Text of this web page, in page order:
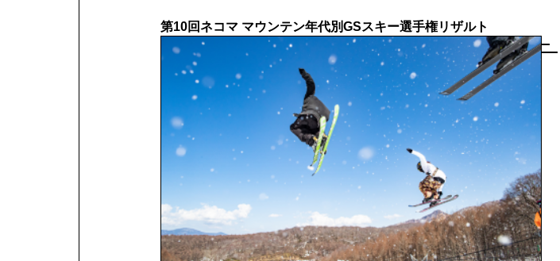
第10回ネコマ マウンテン年代別GSスキー選手権リザルト